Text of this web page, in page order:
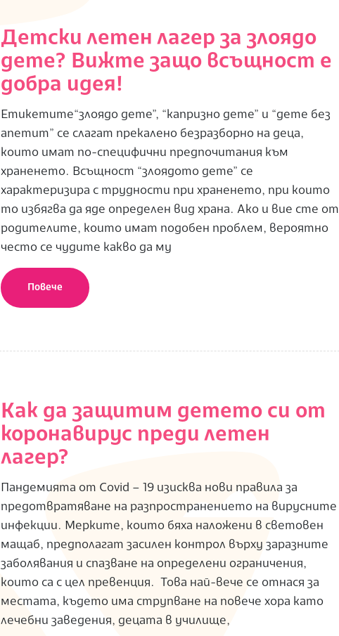
Детски летен лагер за злоядо
дете? Вижте защо всъщност е
добра идея!
Етикетите“злоядо дете”, “капризно дете” и “дете без
апетит” се слагат прекалено безразборно на деца,
които имат по-специфични предпочитания към
храненето. Всъщност “злоядото дете” се
характеризира с трудности при храненето, при които
то избягва да яде определен вид храна. Ако и вие сте от
родителите, които имат подобен проблем, вероятно
често се чудите какво да му
Повече
Как да защитим детето си от
коронавирус преди летен
лагер?
Пандемията от Covid – 19 изисква нови правила за
предотвратяване на разпространението на вирусните
инфекции. Мерките, които бяха наложени в световен
мащаб, предполагат засилен контрол върху заразните
заболявания и спазване на определени ограничения,
които са с цел превенция. Това най-вече се отнася за
местата, където има струпване на повече хора като
лечебни заведения, децата в училище,